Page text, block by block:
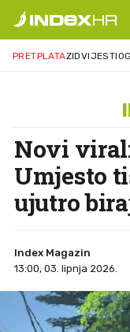
PRETPLATAZIDVIJESTI
Novi
Umjesto
ujutro
Index Magazin
13:00, 03. lipnja 2026.